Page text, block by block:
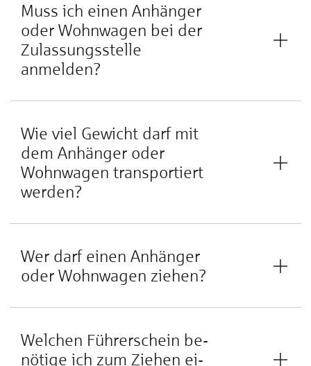
Muss ich einen Anhänger
oder Wohnwagen bei der
Zulassungsstelle
anmelden?
Wie viel Gewicht darf mit
dem Anhänger oder
Wohnwagen transportiert
werden?
Wer darf einen Anhänger
oder Wohnwagen ziehen?
Wel­chen Füh­rer­schein be­
nö­ti­ge ich zum Zie­hen ei­